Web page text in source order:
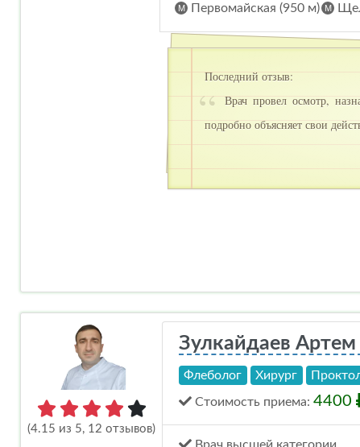
Первомайская (950 м)
Последний отзыв:
Врач провел осмотр,
подробно объясняет свои
(4.15 из 5, 12 отзывов)
Зулкайдаев
Флеболог Хирург
Стоимость приема: 4400